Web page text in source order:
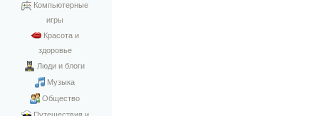
Компьютерные
игры
Красота и
здоровье
Люди и блоги
Музыка
Общество